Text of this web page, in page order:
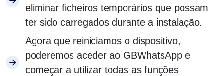
eliminar ficheiros temporários que possam
ter sido carregados durante a instalação.
Agora que reiniciamos o dispositivo,
poderemos aceder ao GBWhatsApp e
começar a utilizar todas as funções